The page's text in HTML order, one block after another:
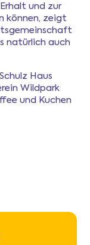
und zur
können, zeigt
natürlich auch
Haus
Wildpark
und Kuchen